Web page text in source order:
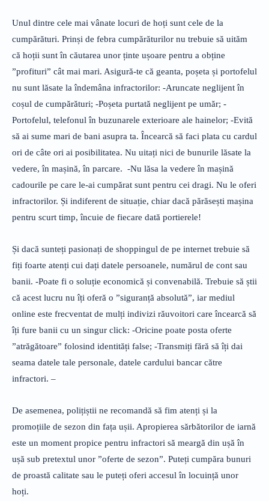
Unul dintre cele mai vânate locuri de hoți sunt cele de la
cumpărături. Prinși de febra cumpărăturilor nu trebuie să uităm
că hoții sunt în căutarea unor ținte ușoare pentru a obține
”profituri” cât mai mari. Asigură-te că geanta, poșeta și portofelul
nu sunt lăsate la îndemâna infractorilor: -Aruncate neglijent în
coșul de cumpărături; -Poșeta purtată neglijent pe umăr; -
Portofelul, telefonul în buzunarele exterioare ale hainelor; -Evită
să ai sume mari de bani asupra ta. Încearcă să faci plata cu cardul
ori de câte ori ai posibilitatea. Nu uitați nici de bunurile lăsate la
vedere, în mașină, în parcare. -Nu lăsa la vedere în mașină
cadourile pe care le-ai cumpărat sunt pentru cei dragi. Nu le oferi
infractorilor. Și indiferent de situație, chiar dacă părăsești mașina
pentru scurt timp, încuie de fiecare dată portierele!
Și dacă sunteți pasionați de shoppingul de pe internet trebuie să
fiți foarte atenți cui dați datele persoanele, numărul de cont sau
banii. -Poate fi o soluție economică și convenabilă. Trebuie să știi
că acest lucru nu îți oferă o ”siguranță absolută”, iar mediul
online este frecventat de mulți indivizi răuvoitori care încearcă să
îți fure banii cu un singur click: -Oricine poate posta oferte
”atrăgătoare” folosind identități false; -Transmiți fără să îți dai
seama datele tale personale, datele cardului bancar către
infractori. –
De asemenea, polițiștii ne recomandă să fim atenți și la
promoțiile de sezon din fața ușii. Apropierea sărbătorilor de iarnă
este un moment propice pentru infractori să meargă din ușă în
ușă sub pretextul unor ”oferte de sezon”. Puteți cumpăra bunuri
de proastă calitate sau le puteți oferi accesul în locuință unor
hoți.